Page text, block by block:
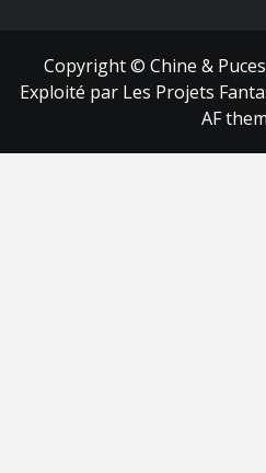
Copyright © Chine &
Exploité par Les Projets
AF